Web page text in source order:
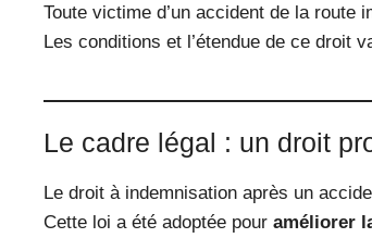
Toute victime d’un accident de la route
Les conditions et l’étendue de ce droit
Le cadre légal : un droit
Le droit à indemnisation après un
Cette loi a été adoptée pour améliorer